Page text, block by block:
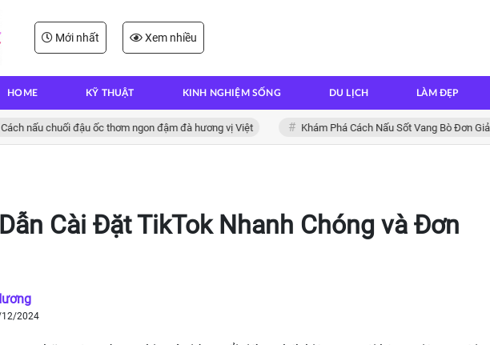
Mới nhất Xem nhiều
HOME KỸ THUẬT KINH NGHIỆM SỐNG DU LỊCH LÀM ĐẸP
nấu chuối đậu ốc thơm ngon đậm đà hương vị Việt Khám Phá Cách Nấu Sốt Vang Bò Đơn Giản
Cài Đặt TikTok Nhanh Chóng và Đơn
12/2024